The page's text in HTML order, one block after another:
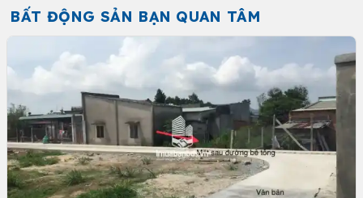
BẤT ĐỘNG SẢN BẠN QUAN TÂM